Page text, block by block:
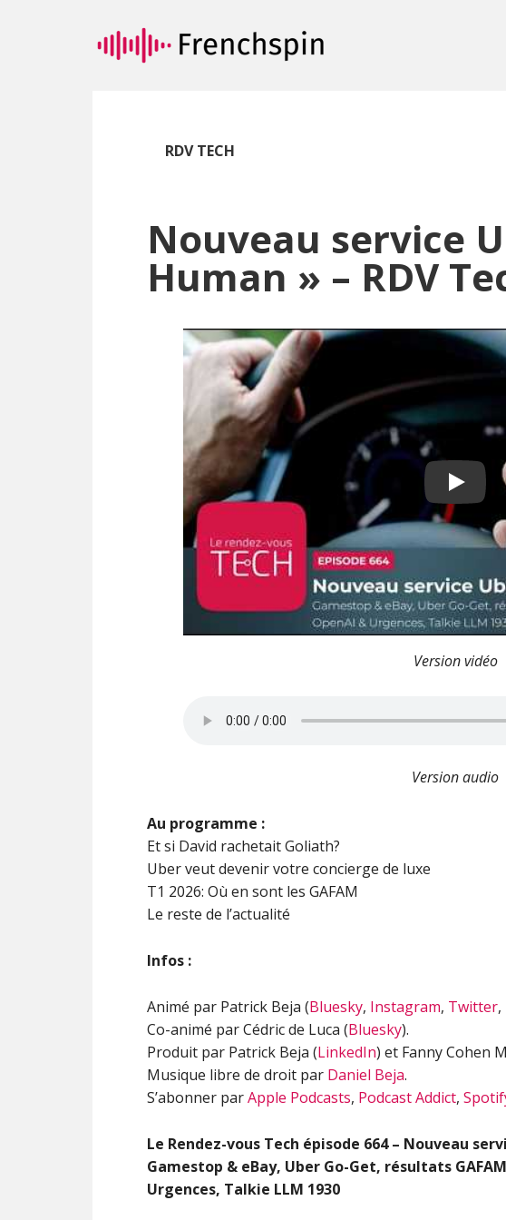
au
contenu
la
RDV TECH
Nouveau service
Human » – RDV
Play
Version vidéo
Version audio
Au programme :
Et si David rachetait Goliath?
Uber veut devenir votre concierge de luxe
T1 2026: Où en sont les GAFAM
Le reste de l’actualité
Infos :
Animé par Patrick Beja (Bluesky, Instagram, Twitter,
Co-animé par Cédric de Luca (Bluesky).
Produit par Patrick Beja (LinkedIn) et Fanny Cohen
Musique libre de droit par Daniel Beja.
S’abonner parApple Podcasts, Podcast Addict,
Le Rendez-vous Tech épisode 664 – Nouveau
Gamestop & eBay, Uber Go-Get, résultats
Urgences, Talkie LLM 1930